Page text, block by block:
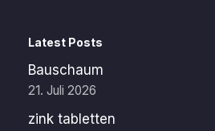
Latest Posts
Bauschaum
21. Juli 2026
zink tabletten